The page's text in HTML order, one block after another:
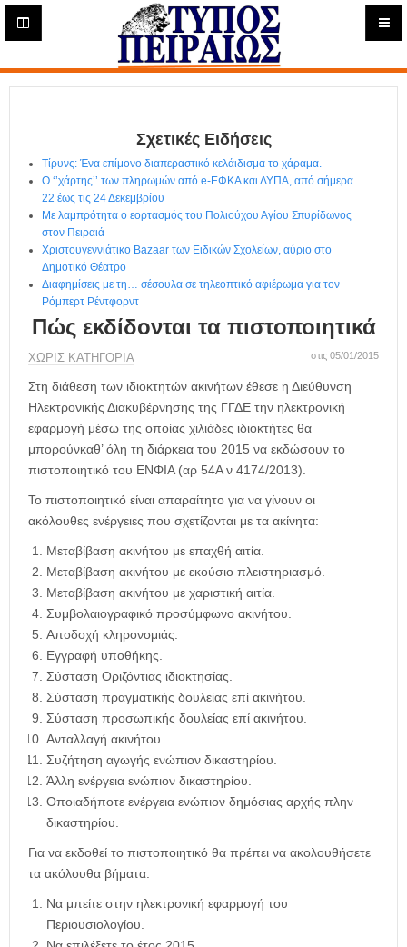
Η
ε
ρ
Σχετικές Ειδήσεις
Τίρυνς: Ένα επίμονο διαπεραστικό κελάιδισμα το χάραμα.
Ο ‘’χάρτης’’ των πληρωμών από e-ΕΦΚΑ και ΔΥΠΑ, από σήμερα
22 έως τις 24 Δεκεμβρίου
Με λαμπρότητα ο εορτασμός του Πολιούχου Αγίου Σπυρίδωνος
στον Πειραιά
Χριστουγεννιάτικο Bazaar των Ειδικών Σχολείων, αύριο στο
Δημοτικό Θέατρο
Διαφημίσεις με τη… σέσουλα σε τηλεοπτικό αφιέρωμα για τον
Ρόμπερτ Ρέντφορντ
Πώς εκδίδονται τα πιστοποιητικά
ΧΩΡΊΣ ΚΑΤΗΓΟΡΊΑ στις 05/01/2015
Στη διάθεση των ιδιοκτητών ακινήτων έθεσε η Διεύθυνση
Ηλεκτρονικής Διακυβέρνησης της ΓΓΔΕ την ηλεκτρονική
εφαρμογή μέσω της οποίας χιλιάδες ιδιοκτήτες θα
μπορούνκαθ’ όλη τη διάρκεια του 2015 να εκδώσουν το
πιστοποιητικό του ΕΝΦΙΑ (αρ 54Α ν 4174/2013).
Το πιστοποιητικό είναι απαραίτητο για να γίνουν οι
ακόλουθες ενέργειες που σχετίζονται με τα ακίνητα:
Μεταβίβαση ακινήτου με επαχθή αιτία.
Μεταβίβαση ακινήτου με εκούσιο πλειστηριασμό.
Μεταβίβαση ακινήτου με χαριστική αιτία.
Συμβολαιογραφικό προσύμφωνο ακινήτου.
Αποδοχή κληρονομιάς.
Εγγραφή υποθήκης.
Σύσταση Οριζόντιας ιδιοκτησίας.
Σύσταση πραγματικής δουλείας επί ακινήτου.
Σύσταση προσωπικής δουλείας επί ακινήτου.
Ανταλλαγή ακινήτου.
Συζήτηση αγωγής ενώπιον δικαστηρίου.
Άλλη ενέργεια ενώπιον δικαστηρίου.
Οποιαδήποτε ενέργεια ενώπιον δημόσιας αρχής πλην
δικαστηρίου.
Για να εκδοθεί το πιστοποιητικό θα πρέπει να ακολουθήσετε
τα ακόλουθα βήματα:
Να μπείτε στην ηλεκτρονική εφαρμογή του
Περιουσιολογίου.